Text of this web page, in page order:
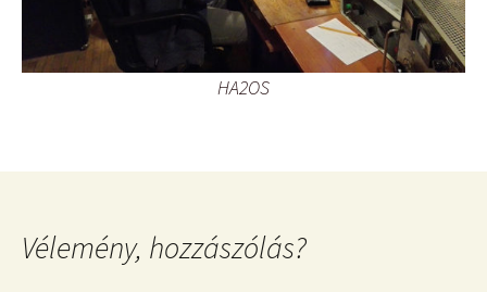
HA2OS
Vélemény, hozzászólás?